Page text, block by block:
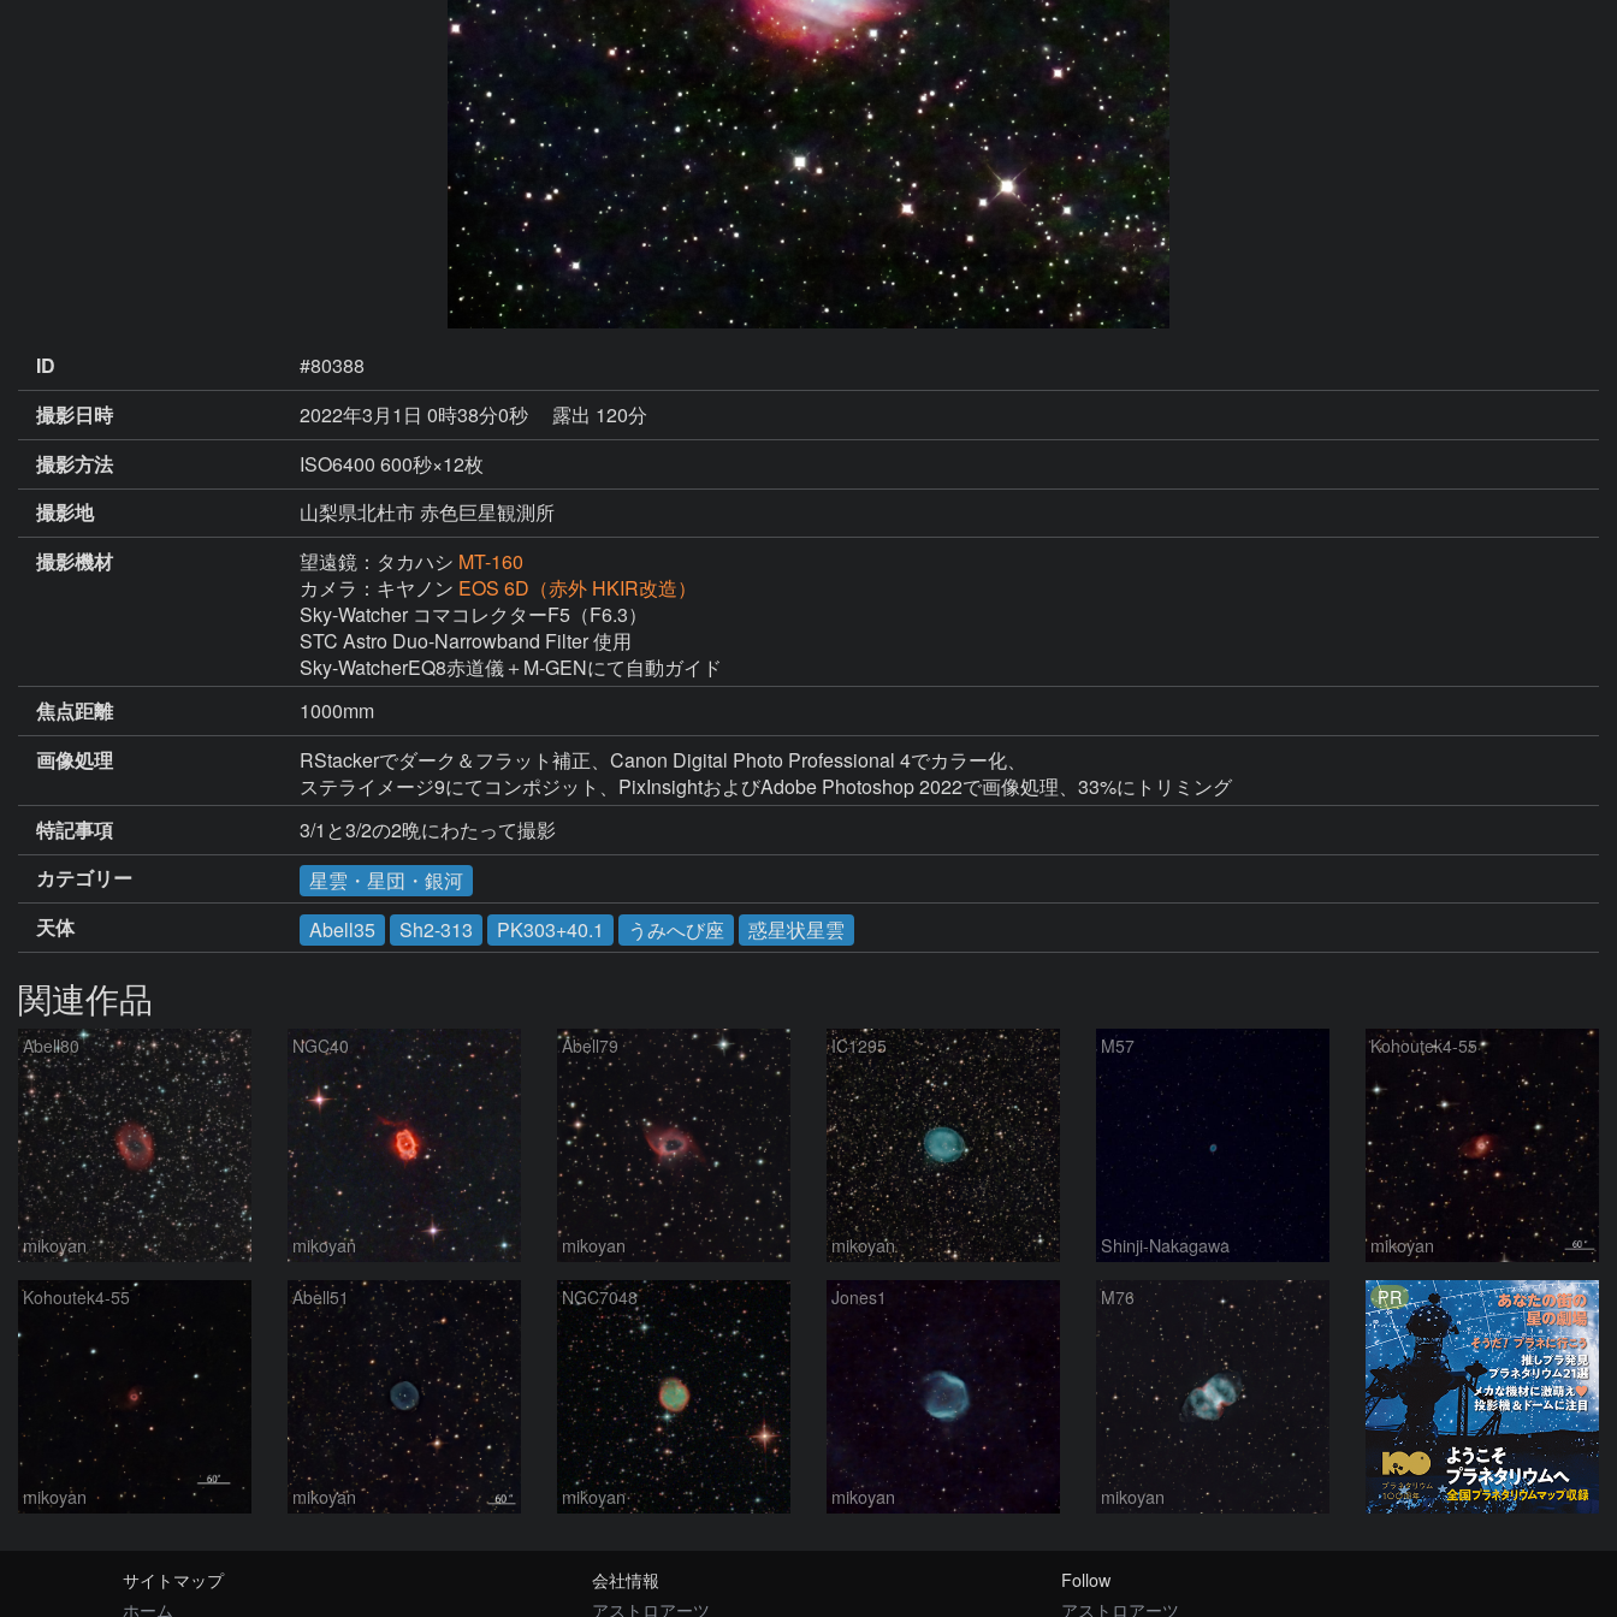
ID
#80388
撮影日時
2022年3月1日 0時38分0秒
露出 120分
撮影方法
ISO6400 600秒×12枚
撮影地
山梨県北杜市 赤色巨星観測所
撮影機材
望遠鏡：タカハシ MT-160
カメラ：キヤノン EOS 6D（赤外 HKIR改造）
Sky-Watcher コマコレクターF5（F6.3）
STC Astro Duo-Narrowband Filter 使用
Sky-WatcherEQ8赤道儀＋M-GENにて自動ガイド
焦点距離
1000mm
画像処理
RStackerでダーク＆フラット補正、Canon Digital Photo Professional 4でカラー化、
ステライメージ9にてコンポジット、PixInsightおよびAdobe Photoshop 2022で画像処理、33%にトリミング
特記事項
3/1と3/2の2晩にわたって撮影
カテゴリー
星雲・星団・銀河
天体
Abell35 Sh2-313 PK303+40.1 うみへび座 惑星状星雲
関連作品
Abell80
mikoyan
NGC40
mikoyan
Abell79
mikoyan
IC1295
mikoyan
M57
Shinji-Nakagawa
Kohoutek4-55
mikoyan
Kohoutek4-55
mikoyan
Abell51
mikoyan
NGC7048
mikoyan
Jones1
mikoyan
M76
mikoyan
PR
サイトマップ
ホーム
会社情報
アストロアーツ
Follow
アストロアーツ